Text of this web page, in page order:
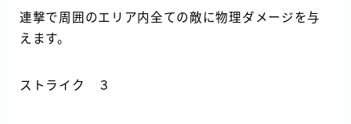
連撃で周囲のエリア内全ての敵に物理ダメージを与
えます。
ストライク ３